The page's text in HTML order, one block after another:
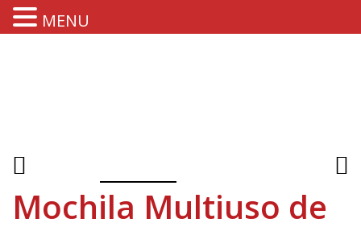
Mochila Multiuso de
MENU